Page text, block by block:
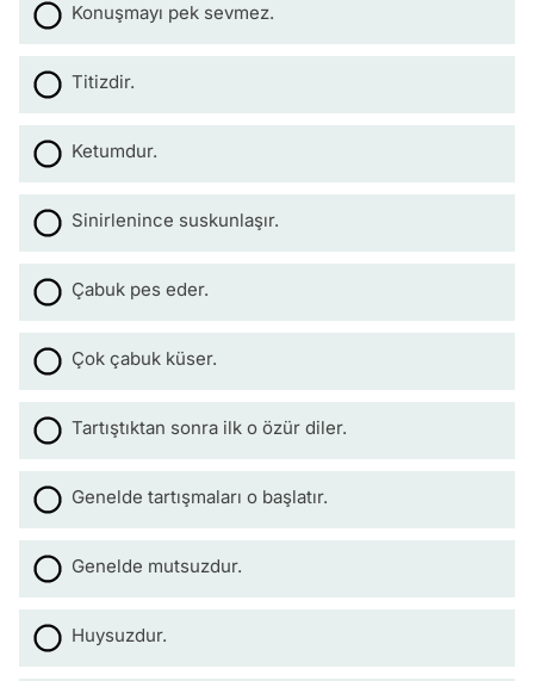
Konuşmayı pek sevmez.
Titizdir.
Ketumdur.
Sinirlenince suskunlaşır.
Çabuk pes eder.
Çok çabuk küser.
Tartıştıktan sonra ilk o özür diler.
Genelde tartışmaları o başlatır.
Genelde mutsuzdur.
Huysuzdur.